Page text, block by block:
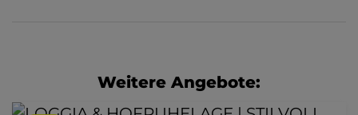
Weitere Angebote: